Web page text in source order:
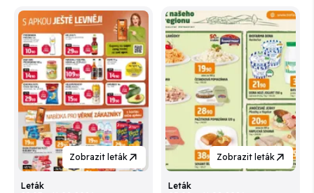
Zobrazit leták
Leták
Zobrazit leták
Leták